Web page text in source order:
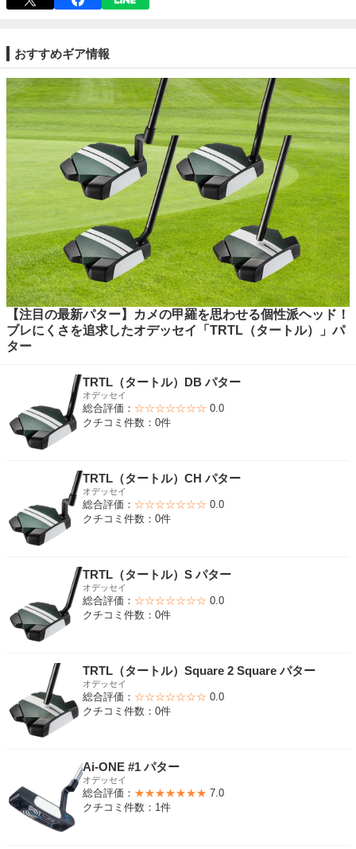
おすすめギア情報
【注目の最新パター】カメの甲羅を思わせる個性派ヘッド！
ブレにくさを追求したオデッセイ「TRTL（タートル）」パ
ター
TRTL（タートル）DB パター
オデッセイ
総合評価： ☆☆☆☆☆☆☆ 0.0
クチコミ件数：0件
TRTL（タートル）CH パター
オデッセイ
総合評価： ☆☆☆☆☆☆☆ 0.0
クチコミ件数：0件
TRTL（タートル）S パター
オデッセイ
総合評価： ☆☆☆☆☆☆☆ 0.0
クチコミ件数：0件
TRTL（タートル）Square 2 Square パター
オデッセイ
総合評価： ☆☆☆☆☆☆☆ 0.0
クチコミ件数：0件
Ai-ONE #1 パター
オデッセイ
総合評価： ★★★★★★★ 7.0
クチコミ件数：1件